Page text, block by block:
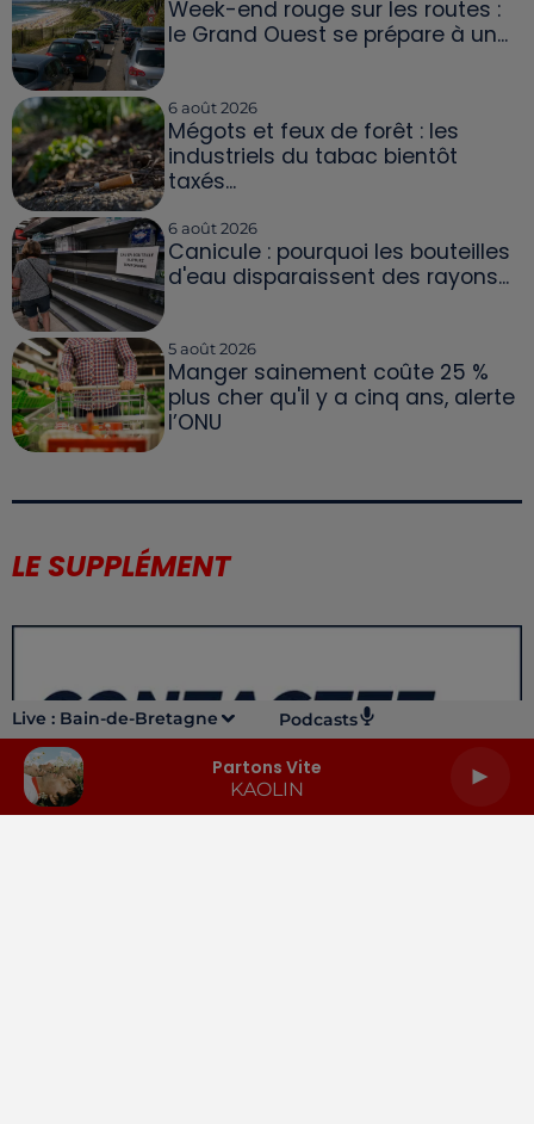
Live : Bain-de-Bretagne Podcasts
Partons Vite
KAOLIN
Week-end rouge sur les routes :
le Grand Ouest se prépare à un...
6 août 2026
Mégots et feux de forêt : les
industriels du tabac bientôt
taxés...
6 août 2026
Canicule : pourquoi les bouteilles
d'eau disparaissent des rayons...
5 août 2026
Manger sainement coûte 25 %
plus cher qu'il y a cinq ans, alerte
l’ONU
LE SUPPLÉMENT